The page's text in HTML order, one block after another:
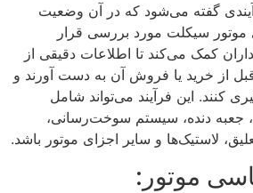
گفته می‌شود که در آن وضعیت
سیکلت مورد بررسی قرار
کمک می‌کند تا اطلاعات دقیقی از
از خرید یا فروش آن به دست آورند و
کنند. این فرآیند می‌تواند شامل
جعبه دنده، سیستم سوخت‌رسانی،
لاستیک‌ها و سایر اجزای موتور باشد.
موتور: